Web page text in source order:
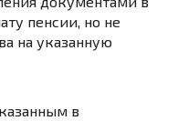
пенсии, но не
на указанную
в